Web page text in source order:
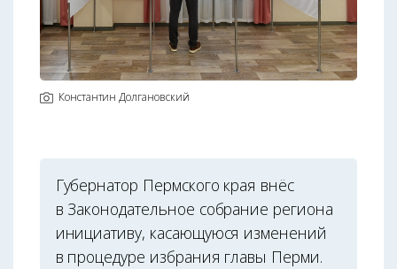
Константин Долгановский
Губернатор Пермского края внёс
в Законодательное собрание региона
инициативу, касающуюся изменений
в процедуре избрания главы Перми.